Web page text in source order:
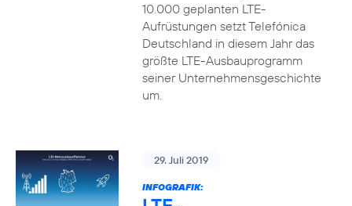
10.000 geplanten LTE-
Aufrüstungen setzt Telefónica
Deutschland in diesem Jahr das
größte LTE-Ausbauprogramm
seiner Unternehmensgeschichte
um.
29. Juli 2019
INFOGRAFIK: